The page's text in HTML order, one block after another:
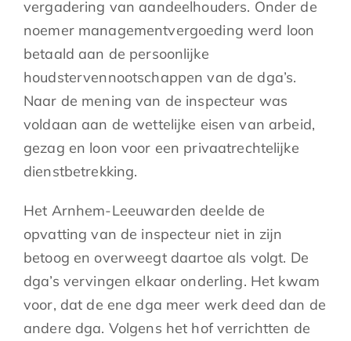
vergadering van aandeelhouders. Onder de
noemer managementvergoeding werd loon
betaald aan de persoonlijke
houdstervennootschappen van de dga’s.
Naar de mening van de inspecteur was
voldaan aan de wettelijke eisen van arbeid,
gezag en loon voor een privaatrechtelijke
dienstbetrekking.
Het Arnhem-Leeuwarden deelde de
opvatting van de inspecteur niet in zijn
betoog en overweegt daartoe als volgt. De
dga’s vervingen elkaar onderling. Het kwam
voor, dat de ene dga meer werk deed dan de
andere dga. Volgens het hof verrichtten de